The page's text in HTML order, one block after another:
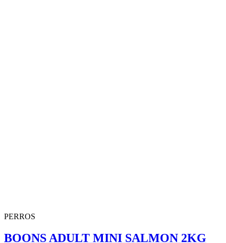
PERROS
BOONS ADULT MINI SALMON 2KG